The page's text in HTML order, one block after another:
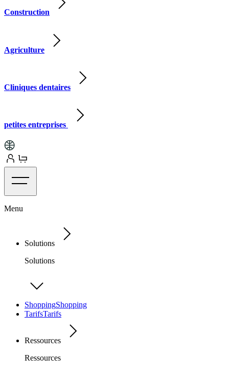
Construction
Agriculture
Cliniques dentaires
petites entreprises
Menu
Solutions
Solutions
ShoppingShopping
TarifsTarifs
Ressources
Ressources